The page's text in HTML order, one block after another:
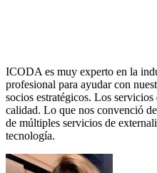
ICODA es muy experto en la
profesional para ayudar con
socios estratégicos. Los
calidad. Lo que nos convenció
de múltiples servicios de
tecnología.